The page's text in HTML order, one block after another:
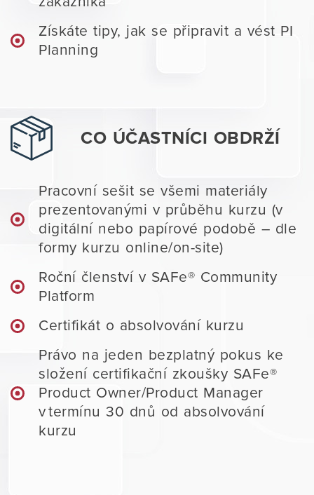
Získáte tipy, jak se připravit a vést PI
Planning
CO ÚČASTNÍCI OBDRŽÍ
Pracovní sešit se všemi materiály
prezentovanými v průběhu kurzu (v
digitální nebo papírové podobě – dle
formy kurzu online/on-site)
Roční členství v SAFe® Community
Platform
Certifikát o absolvování kurzu
Právo na jeden bezplatný pokus ke
složení certifikační zkoušky SAFe®
Product Owner/Product Manager
v termínu 30 dnů od absolvování
kurzu